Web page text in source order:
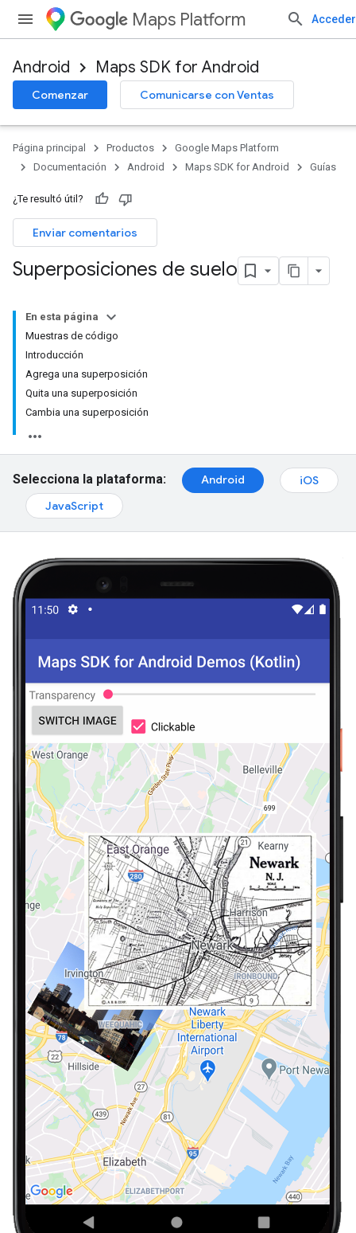
Maps Platform Acceder
Android Maps SDK for Android
Comenzar Comunicarse con Ventas
Página principal Productos
Google Maps Platform
Documentación
Android Maps SDK for Android Guías
¿Te resultó útil?
Enviar comentarios
Superposiciones de suelo
En esta página
Muestras de código
Introducción
Agrega una superposición
Quita una superposición
Cambia una superposición
Selecciona la plataforma: Android
iOS
JavaScript